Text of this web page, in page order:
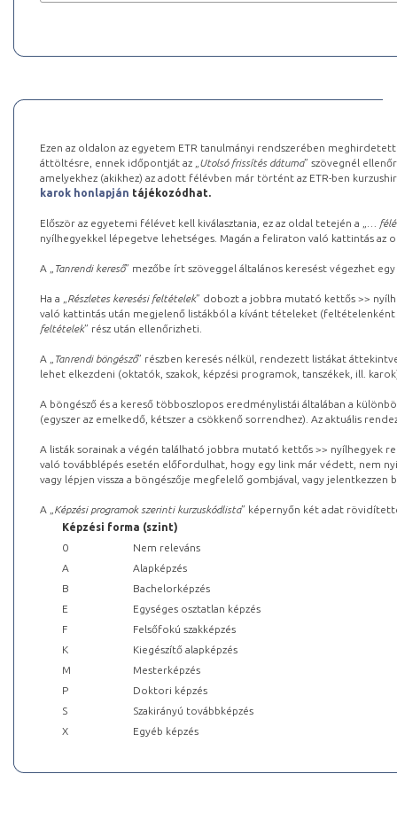
Ezen az oldalon az egyetem ETR tanulmányi rendszerében
áttöltésre, ennek időpontját az „ Utolsó frissítés dátuma” szövegnél
amelyekhez (akikhez) az adott félévben már történt az ETR-ben
karok honlapján tájékozódhat.
Először az egyetemi félévet kell kiválasztania, ez az oldal tetején a „
…
nyílhegyekkel lépegetve lehetséges. Magán a feliraton való kattintás az
A „ Tanrendi kereső” mezőbe írt szöveggel általános keresést végezhet
Ha a „ Részletes keresési feltételek” dobozt a jobbra mutató kettős >>
való kattintás után megjelenő listákból a kívánt tételeket (feltételenként
feltételek” rész után ellenőrizheti.
A „ Tanrendi böngésző” részben keresés nélkül, rendezett listákat
lehet elkezdeni (oktatók, szakok, képzési programok, tanszékek, ill.
A böngésző és a kereső többoszlopos eredménylistái általában a
(egyszer az emelkedő, kétszer a csökkenő sorrendhez). Az aktuális
A listák sorainak a végén található jobbra mutató kettős >> nyílhegyek
való továbblépés esetén előfordulhat, hogy egy link már védett, nem
vagy lépjen vissza a böngészője megfelelő gombjával, vagy
A „ Képzési programok szerinti kurzuskódlista” képernyőn két adat
Képzési forma (szint)
0
Nem releváns
A
Alapképzés
B
Bachelorképzés
E
Egységes osztatlan képzés
F
Felsőfokú szakképzés
K
Kiegészítő alapképzés
M
Mesterképzés
P
Doktori képzés
S
Szakirányú továbbképzés
X
Egyéb képzés